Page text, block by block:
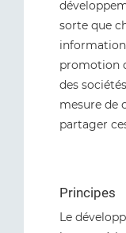
sorte que
promotion
des
mesure de
partager
Principes
Le